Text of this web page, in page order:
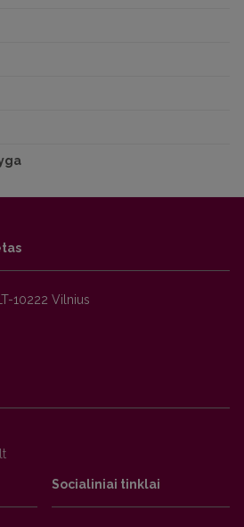
10222 Vilnius
Socialiniai tinklai